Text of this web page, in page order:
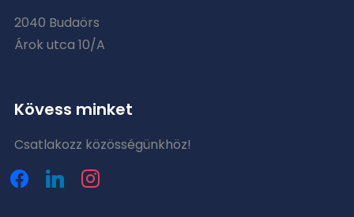
2040 Budaörs
Árok utca 10/A
Kövess minket
Csatlakozz közösségünkhöz!
facebooklinkedininstagram